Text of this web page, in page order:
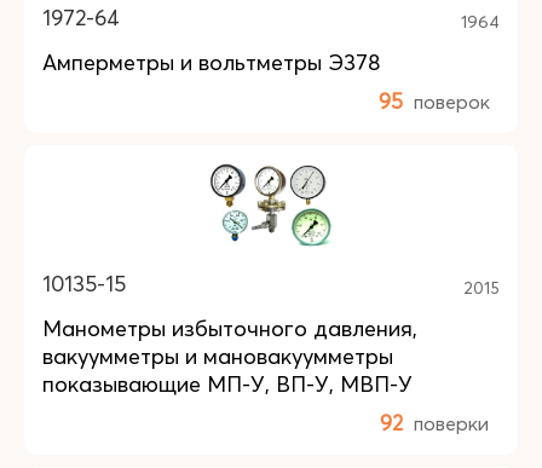
1972-64 1964
Амперметры и вольтметры Э378
95 поверок
10135-15 2015
Манометры избыточного давления,
вакуумметры и мановакуумметры
показывающие МП-У, ВП-У, МВП-У
92 поверки